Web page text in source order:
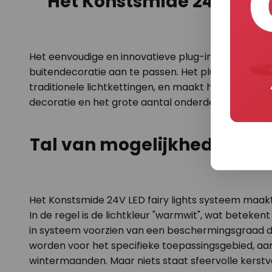
Het eenvoudige en innovatieve plug-in systeem
buitendecoratie aan te passen. Het plug-in
traditionele lichtkettingen, en maakt het leggen
decoratie en het grote aantal onderdelen
Tal van mogelijkheden
Het Konstsmide 24V LED fairy lights systeem
In de regel is de lichtkleur "warmwit", wat
in systeem voorzien van een
worden voor het specifieke toepassingsgebied,
wintermaanden. Maar niets staat sfeervolle